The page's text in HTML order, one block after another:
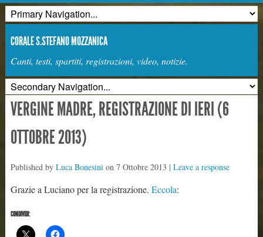
CORALE S.STEFANO MOZZANICA
Canti, testi, spartiti, registrazioni, video, notizie.
VERGINE MADRE, REGISTRAZIONE DI IERI (6
OTTOBRE 2013)
Published by Luca Bonesinion 7 Ottobre 2013 | Leave a response
Grazie a Luciano per la registrazione. Eccola:
CONDIVIDI: